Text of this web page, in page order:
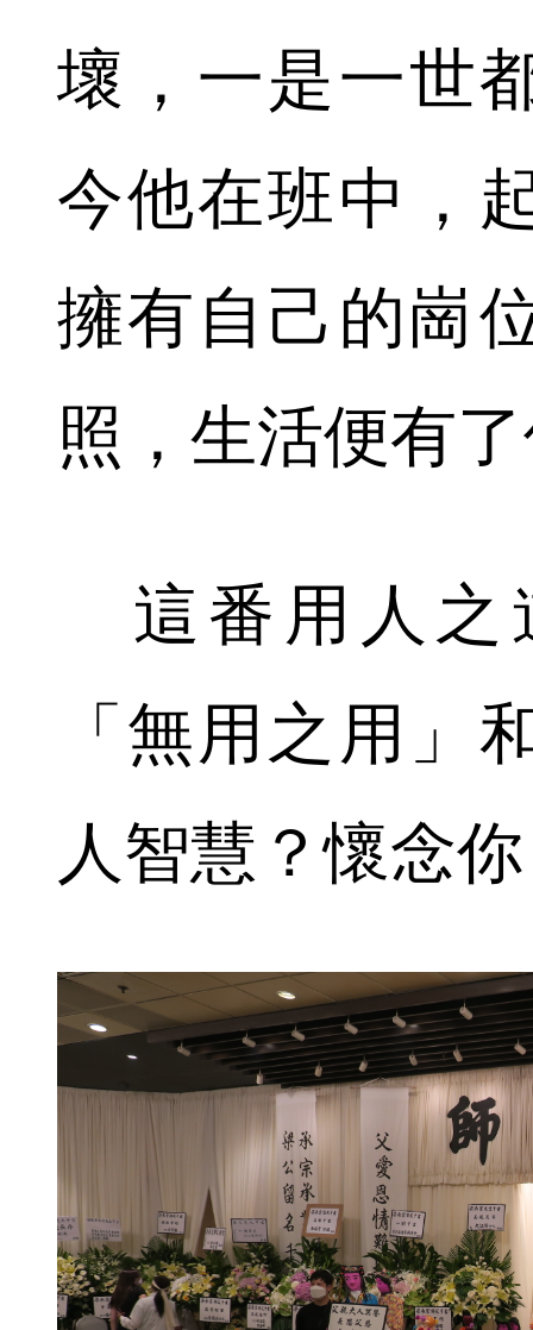
壞，一是一世
今他在班中，
擁有自己的崗
照，生活便有
這番用人之
「無用之用」
人智慧？懷念